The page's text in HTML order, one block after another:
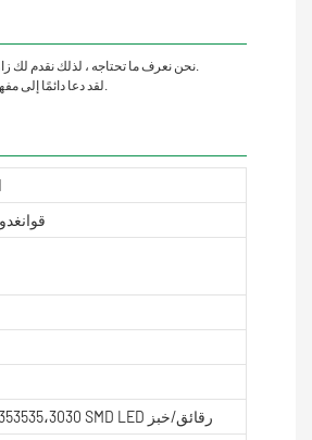
نحن نعرف ما تحتاجه ، لذلك نقدم لك
5050 ، 28353535،3030 SMD LED رقائق/خبز